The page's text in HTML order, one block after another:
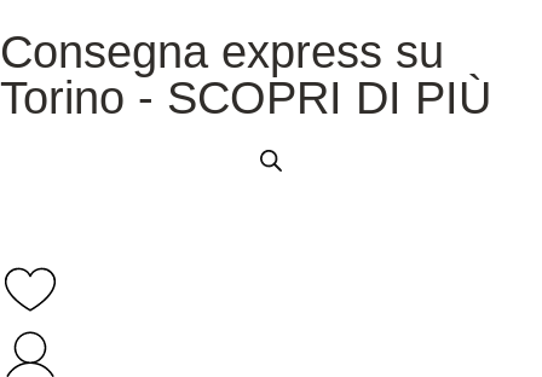
Consegna express su
Torino - SCOPRI DI PIÙ